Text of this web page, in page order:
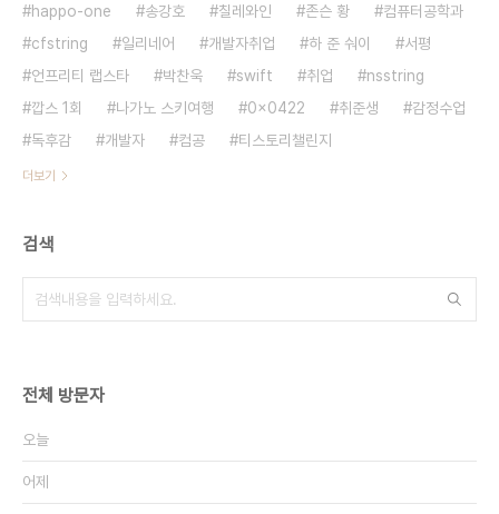
happo-one
송강호 칠레와인 존슨 황
컴퓨터공학과
cfstring
일리네어 개발자취업 하 준 숴이
서평
언프리티 랩스타
박찬욱 swift 취업
nsstring
깝스 1회
나가노 스키여행 0x0422 취준생
감정수업
독후감
개발자 컴공 티스토리챌린지
더보기
검색
전체 방문자
오늘
어제